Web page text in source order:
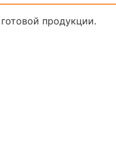
продукции.